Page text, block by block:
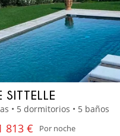
SITTELLE
• 5 dormitorios • 5 baños
813 €
Por noche